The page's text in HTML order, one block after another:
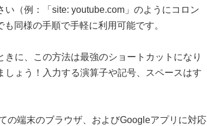
（例：「site: youtube.com」のようにコロン
同様の手順で手軽に利用可能です。
に、この方法は最強のショートカットになり
ょう！入力する演算子や記号、スペースはす
端末のブラウザ、およびGoogleアプリに対応